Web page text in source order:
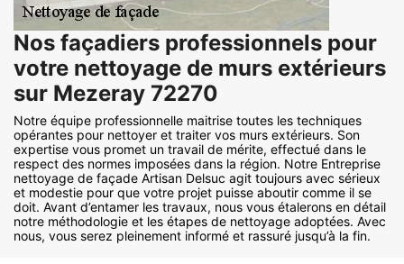
Nos façadiers professionnels pour
votre nettoyage de murs extérieurs
sur Mezeray 72270
Notre équipe professionnelle maitrise toutes les techniques
opérantes pour nettoyer et traiter vos murs extérieurs. Son
expertise vous promet un travail de mérite, effectué dans le
respect des normes imposées dans la région. Notre Entreprise
nettoyage de façade Artisan Delsuc agit toujours avec sérieux
et modestie pour que votre projet puisse aboutir comme il se
doit. Avant d’entamer les travaux, nous vous étalerons en détail
notre méthodologie et les étapes de nettoyage adoptées. Avec
nous, vous serez pleinement informé et rassuré jusqu’à la fin.